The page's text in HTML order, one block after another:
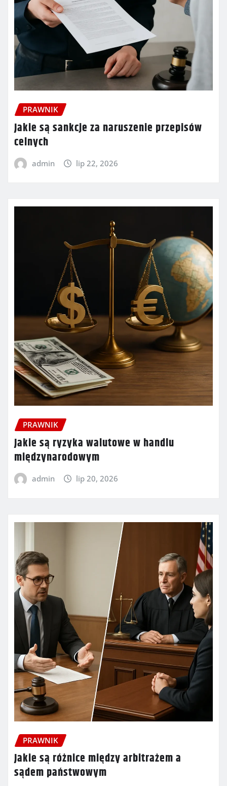
PRAWNIK
Jakie są sankcje za naruszenie przepisów
celnych
admin lip 22, 2026
PRAWNIK
Jakie są ryzyka walutowe w handlu
międzynarodowym
admin lip 20, 2026
PRAWNIK
Jakie są różnice między arbitrażem a
sądem państwowym